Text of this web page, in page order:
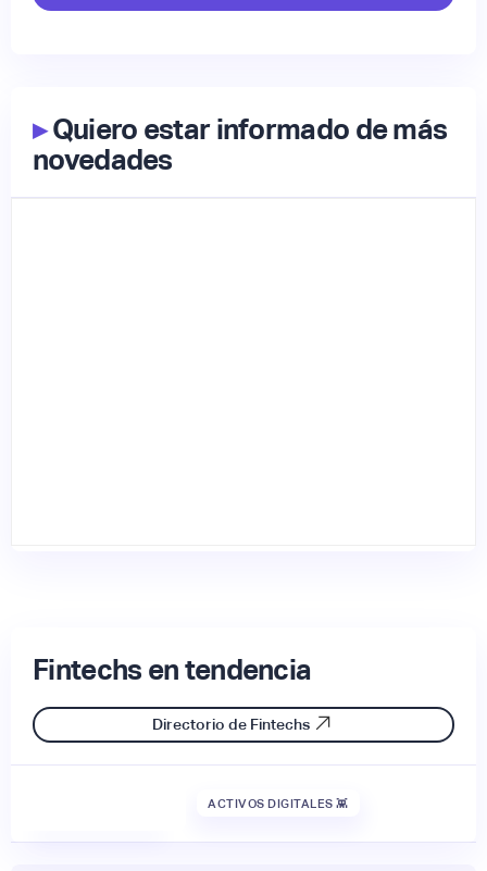
▸Quiero estar informado de más
novedades
Fintechs en tendencia
Directorio de Fintechs
ACTIVOS DIGITALES 👾